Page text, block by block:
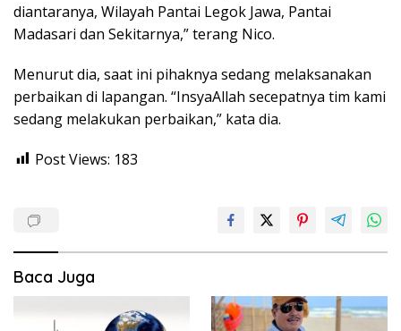
diantaranya, Wilayah Pantai Legok Jawa, Pantai
Madasari dan Sekitarnya,” terang Nico.
Menurut dia, saat ini pihaknya sedang melaksanakan
perbaikan di lapangan. “InsyaAllah secepatnya tim kami
sedang melakukan perbaikan,” kata dia.
Post Views: 183
Baca Juga